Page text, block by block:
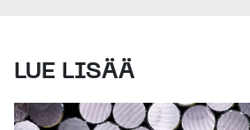
LUE LISÄÄ